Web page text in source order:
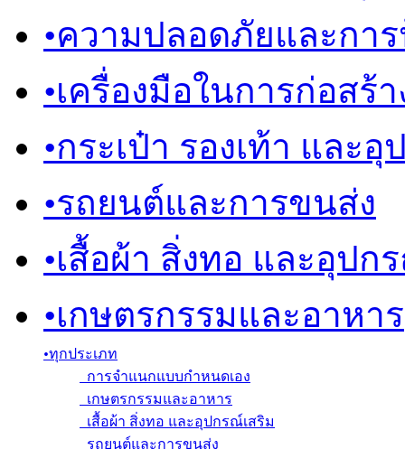
•ความปลอดภัยและกา
•เครื่องมือในการก่อสร้า
•กระเป๋า รองเท้า และ
•รถยนต์และการขนส่ง
•เสื้อผ้า สิ่งทอ และอุปก
•เกษตรกรรมและอาหาร
•ทุกประเภท
การจำแนกแบบกำหนดเอง
เกษตรกรรมและอาหาร
เสื้อผ้า สิ่งทอ และอุปกรณ์เสริม
รถยนต์และการขนส่ง